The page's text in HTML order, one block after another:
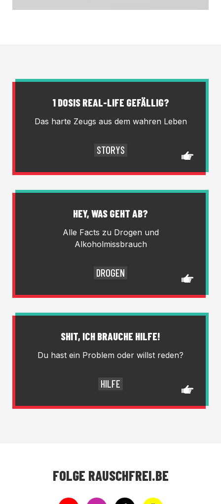
1 DOSIS REAL-LIFE GEFÄLLIG?
Das harte Zeugs aus dem wahren Leben
STORYS
HEY, WAS GEHT AB?
Alle Facts zu Drogen und
Alkoholmissbrauch
DROGEN
SHIT, ICH BRAUCHE HILFE!
Du hast ein Problem oder willst reden?
HILFE
FOLGE RAUSCHFREI.BE